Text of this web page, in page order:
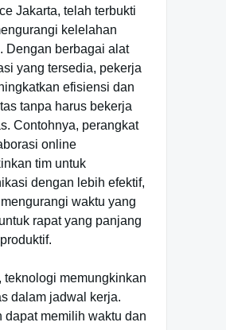
Jakarta, telah terbukti
kelelahan
Dengan berbagai alat
yang tersedia, pekerja
efisiensi dan
tanpa harus bekerja
Contohnya, perangkat
online
tim untuk
dengan lebih efektif,
waktu yang
rapat yang panjang
teknologi memungkinkan
dalam jadwal kerja.
dapat memilih waktu dan